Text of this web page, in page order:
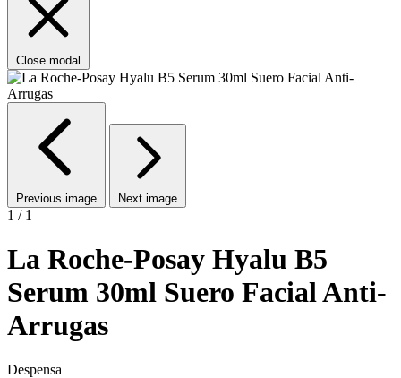
Close modal
Previous image Next image
1 / 1
La Roche-Posay Hyalu B5
Serum 30ml Suero Facial Anti-
Arrugas
Despensa